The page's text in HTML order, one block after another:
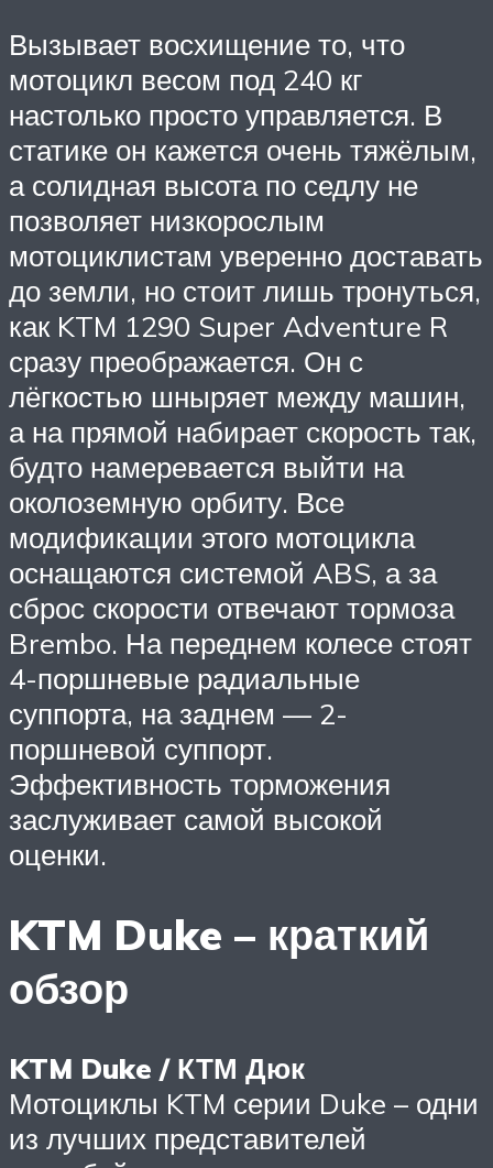
Вызывает восхищение то, что
мотоцикл весом под 240 кг
настолько просто управляется. В
статике он кажется очень тяжёлым,
а солидная высота по седлу не
позволяет низкорослым
мотоциклистам уверенно доставать
до земли, но стоит лишь тронуться,
как KTM 1290 Super Adventure R
сразу преображается. Он с
лёгкостью шныряет между машин,
а на прямой набирает скорость так,
будто намеревается выйти на
околоземную орбиту. Все
модификации этого мотоцикла
оснащаются системой ABS, а за
сброс скорости отвечают тормоза
Brembo. На переднем колесе стоят
4-поршневые радиальные
суппорта, на заднем — 2-
поршневой суппорт.
Эффективность торможения
заслуживает самой высокой
оценки.
KTM Duke – краткий
обзор
KTM Duke / КТМ Дюк
Мотоциклы KTM серии Duke – одни
из лучших представителей